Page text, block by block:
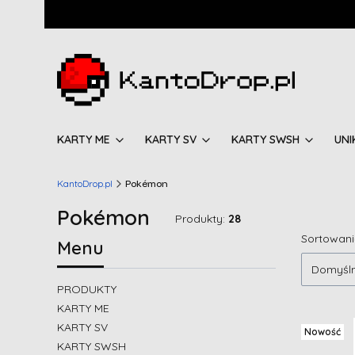
KARTY ME KARTY SV KARTY SWSH
KantoDrop.pl Pokémon
Pokémon Produkty: 28
Menu
PRODUKTY
KARTY ME
KARTY SV
KARTY SWSH
Lista
Nowość